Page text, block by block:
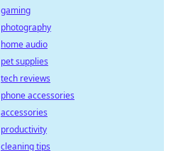
gaming
photography
home audio
pet supplies
tech reviews
phone accessories
accessories
productivity
cleaning tips